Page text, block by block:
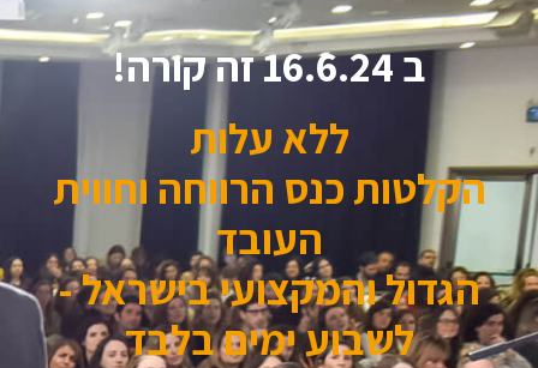
ב 16.6.24 זה קורה!
ללא עלות
הקלטות כנס הרווחה וחווית
העובד
הגדול והמקצועי בישראל -
לשבוע ימים בלבד